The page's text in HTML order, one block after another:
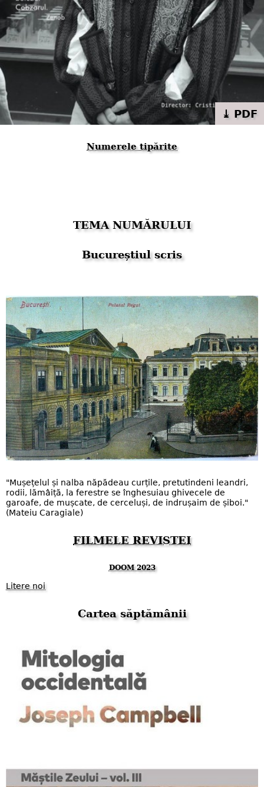
⤓ PDF
Numerele tipărite
TEMA NUMĂRULUI
Bucureștiul scris
"Mușețelul și nalba năpădeau curțile, pretutindeni leandri,
rodii, lămâiță, la ferestre se înghesuiau ghivecele de
garoafe, de mușcate, de cerceluși, de indrușaim de șiboi."
(Mateiu Caragiale)
FILMELE REVISTEI
DOOM 2023
Litere noi
Cartea săptămânii